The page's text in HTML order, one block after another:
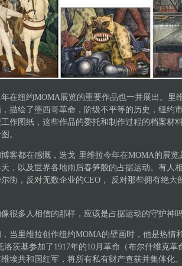
在纽约MOMA展览的重要作品也一并展出。里
描绘了墨西哥革命，阶级不平等的历史，纽约
作图纸，这些作品的委托和制作过程的档案材
。
客都在感慨，迭戈·里维拉今年在MOMA的展
，以及世界各地雨后春笋般的占据运动。有人
街，反对无数企业的CEO， 反对那些拥有绝大
很多人相信的那样，应该是占据运动的守护神
当里维拉创作纽约MOMA的壁画时，他是热情
洛茨基参加了1917年的10月革命（布尔什维克
埃共和国红军，将所有私有财产查获并集体化